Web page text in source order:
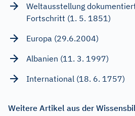
Weltausstellung
Fortschritt (1. 5. 1851)
Europa (29.6.2004)
Albanien (11. 3. 1997)
International (18. 6. 1757)
Weitere Artikel aus der